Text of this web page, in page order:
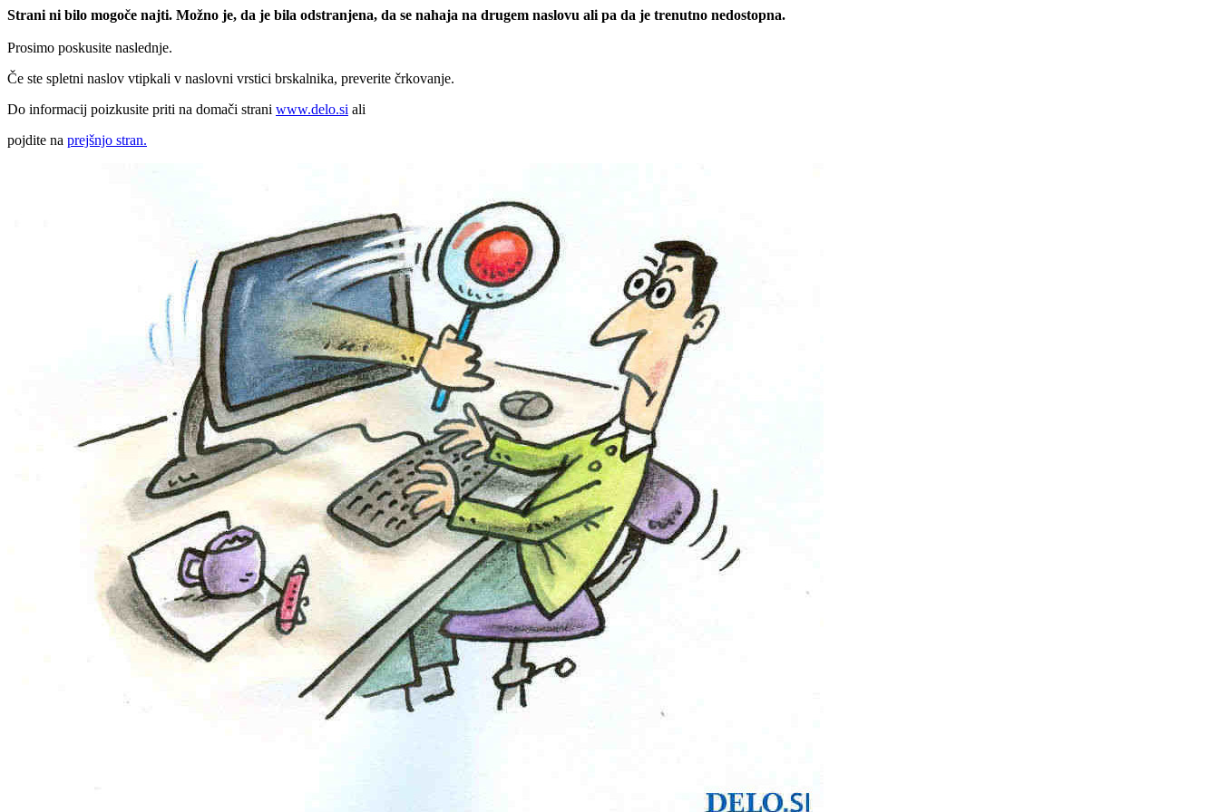
Strani ni bilo mogoče najti. Možno je, da je bila odstranjena, da se nahaja na drugem naslovu ali pa da je trenutno nedostopna.
Prosimo poskusite naslednje.
Če ste spletni naslov vtipkali v naslovni vrstici brskalnika, preverite črkovanje.
Do informacij poizkusite priti na domači strani www.delo.si ali
pojdite na prejšnjo stran.